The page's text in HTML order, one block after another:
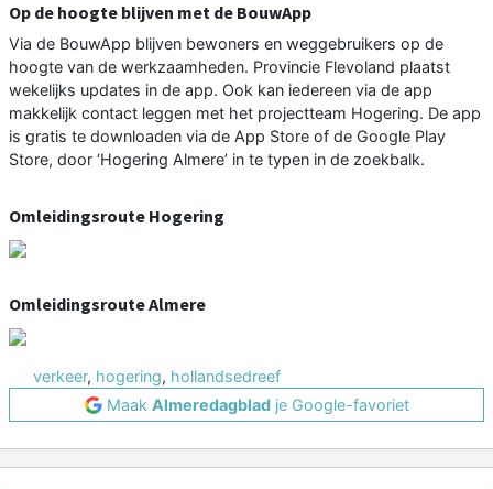
Op de hoogte blijven met de BouwApp
Via de BouwApp blijven bewoners en weggebruikers op de
hoogte van de werkzaamheden. Provincie Flevoland plaatst
wekelijks updates in de app. Ook kan iedereen via de app
makkelijk contact leggen met het projectteam Hogering. De app
is gratis te downloaden via de App Store of de Google Play
Store, door ‘Hogering Almere’ in te typen in de zoekbalk.
Omleidingsroute Hogering
Omleidingsroute Almere
verkeer, hogering, hollandsedreef
Maak Almeredagbladje Google-favoriet